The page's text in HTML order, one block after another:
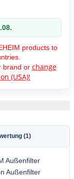
products to
brand or change
(USA)!
(1)
Außenfilter
Außenfilter